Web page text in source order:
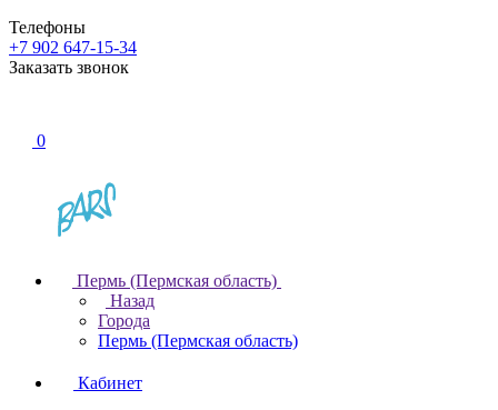
Телефоны
+7 902 647-15-34
Заказать звонок
0
Пермь (Пермская область)
Назад
Города
Пермь (Пермская область)
Кабинет